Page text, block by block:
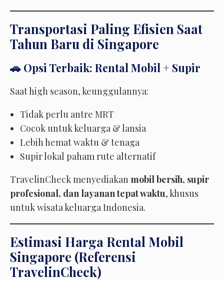
Transportasi Paling Efisien Saat
Tahun Baru di Singapore
🚗 Opsi Terbaik: Rental Mobil + Supir
Saat high season, keunggulannya:
Tidak perlu antre MRT
Cocok untuk keluarga & lansia
Lebih hemat waktu & tenaga
Supir lokal paham rute alternatif
TravelinCheck menyediakan mobil bersih, supir
profesional, dan layanan tepat waktu, khusus
untuk wisata keluarga Indonesia.
Estimasi Harga Rental Mobil
Singapore (Referensi
TravelinCheck)